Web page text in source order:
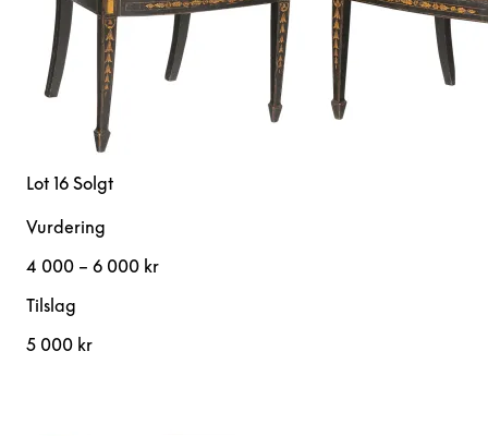
Lot 16 Solgt
Vurdering
4 000 – 6 000 kr
Tilslag
5 000 kr